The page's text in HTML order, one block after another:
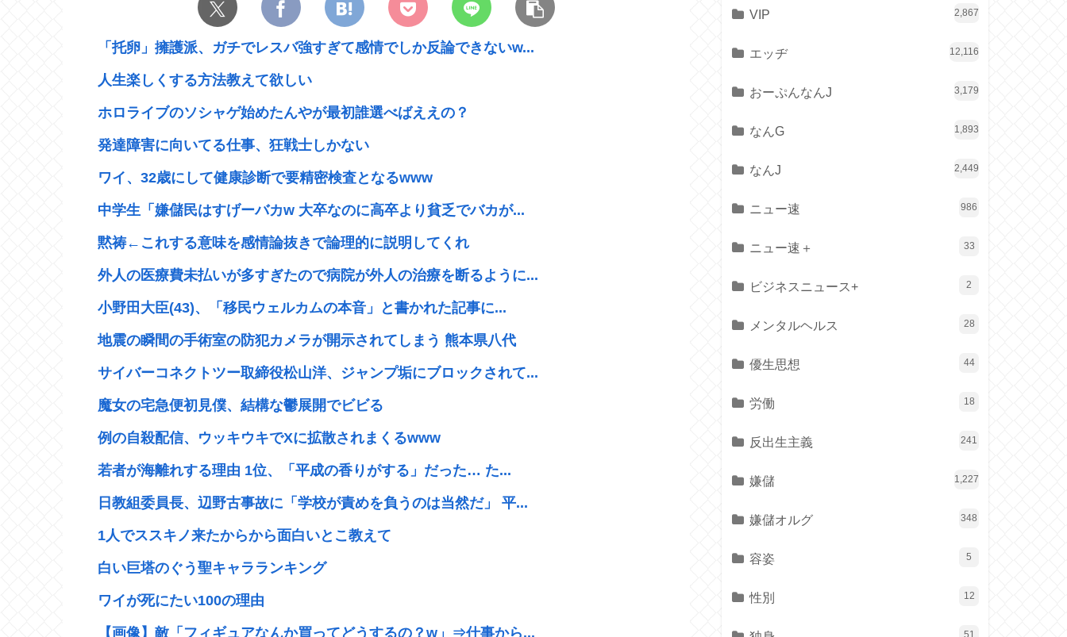
「托卵」擁護派、ガチでレスバ強すぎて感情でしか反論できないw...
人生楽しくする方法教えて欲しい
ホロライブのソシャゲ始めたんやが最初誰選べばええの？
発達障害に向いてる仕事、狂戦士しかない
ワイ、32歳にして健康診断で要精密検査となるwww
中学生「嫌儲民はすげーバカw 大卒なのに高卒より貧乏でバカが...
黙祷←これする意味を感情論抜きで論理的に説明してくれ
外人の医療費未払いが多すぎたので病院が外人の治療を断るように...
小野田大臣(43)、「移民ウェルカムの本音」と書かれた記事に...
地震の瞬間の手術室の防犯カメラが開示されてしまう 熊本県八代
サイバーコネクトツー取締役松山洋、ジャンプ垢にブロックされて...
魔女の宅急便初見僕、結構な鬱展開でビビる
例の自殺配信、ウッキウキでXに拡散されまくるwww
若者が海離れする理由 1位、「平成の香りがする」だった… た...
日教組委員長、辺野古事故に「学校が責めを負うのは当然だ」 平...
1人でススキノ来たからから面白いとこ教えて
白い巨塔のぐう聖キャラランキング
ワイが死にたい100の理由
【画像】敵「フィギュアなんか買ってどうするの？w」⇒仕事から...
VIP 2,867
エッヂ 12,116
おーぷんなんJ 3,179
なんG 1,893
なんJ 2,449
ニュー速 986
ニュー速＋ 33
ビジネスニュース+ 2
メンタルヘルス 28
優生思想 44
労働 18
反出生主義 241
嫌儲 1,227
嫌儲オルグ 348
容姿 5
性別 12
51